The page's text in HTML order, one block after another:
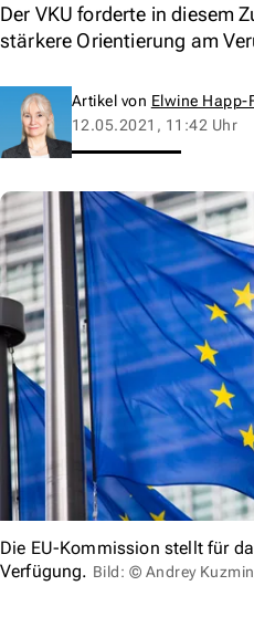
Der VKU forderte in diesem
stärkere Orientierung am
Artikel von Elwine Happ-
12.05.2021, 11:42 Uhr
Die EU-Kommission stellt für
Verfügung. Bild: © Andrey